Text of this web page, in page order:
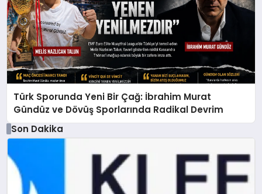
Türk Sporunda Yeni Bir Çağ: İbrahim Murat
Gündüz ve Dövüş Sporlarında Radikal Devrim
Son Dakika